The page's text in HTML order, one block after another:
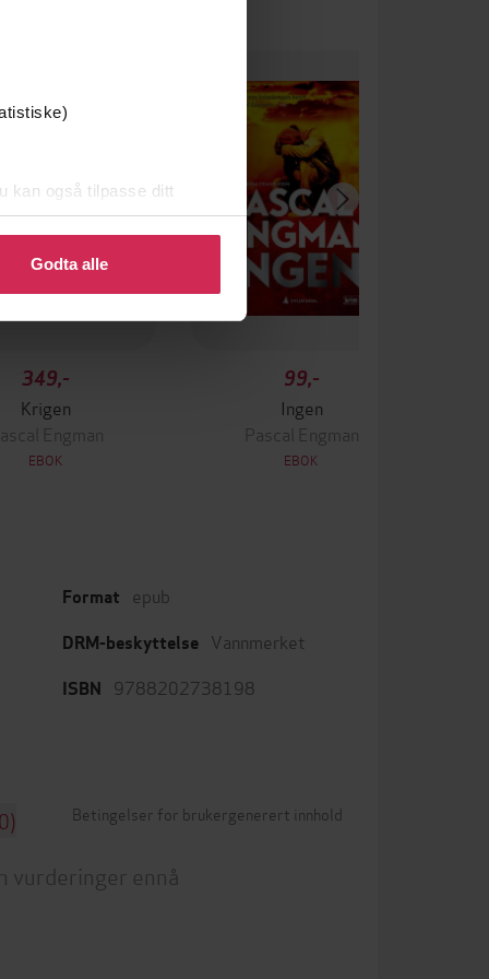
kan også tilpasse ditt
eller endre ditt samtykke.
Godta alle
349,-
Krigen
Engman
EBOK
99,-
Ingen
Pascal Engman
EBOK
Format epub
DRM-beskyttelse Vannmerket
ISBN 9788202738198
Betingelser for brukergenerert innhold
vurderinger ennå